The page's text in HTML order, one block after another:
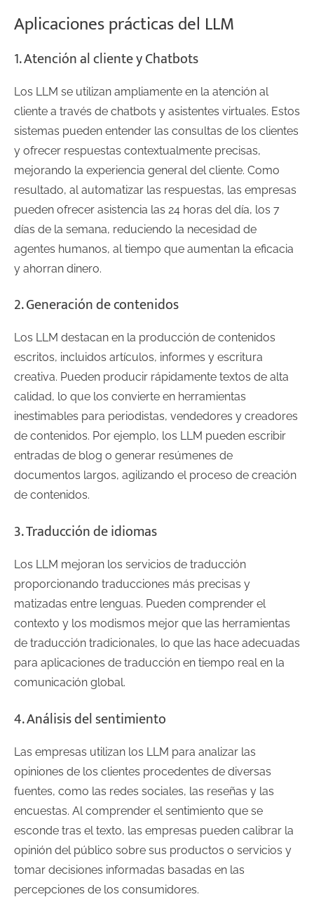
Aplicaciones prácticas del LLM
1. Atención al cliente y Chatbots
Los LLM se utilizan ampliamente en la atención al
cliente a través de chatbots y asistentes virtuales. Estos
sistemas pueden entender las consultas de los clientes
y ofrecer respuestas contextualmente precisas,
mejorando la experiencia general del cliente. Como
resultado, al automatizar las respuestas, las empresas
pueden ofrecer asistencia las 24 horas del día, los 7
días de la semana, reduciendo la necesidad de
agentes humanos, al tiempo que aumentan la eficacia
y ahorran dinero.
2. Generación de contenidos
Los LLM destacan en la producción de contenidos
escritos, incluidos artículos, informes y escritura
creativa. Pueden producir rápidamente textos de alta
calidad, lo que los convierte en herramientas
inestimables para periodistas, vendedores y creadores
de contenidos. Por ejemplo, los LLM pueden escribir
entradas de blog o generar resúmenes de
documentos largos, agilizando el proceso de creación
de contenidos.
3. Traducción de idiomas
Los LLM mejoran los servicios de traducción
proporcionando traducciones más precisas y
matizadas entre lenguas. Pueden comprender el
contexto y los modismos mejor que las herramientas
de traducción tradicionales, lo que las hace adecuadas
para aplicaciones de traducción en tiempo real en la
comunicación global.
4. Análisis del sentimiento
Las empresas utilizan los LLM para analizar las
opiniones de los clientes procedentes de diversas
fuentes, como las redes sociales, las reseñas y las
encuestas. Al comprender el sentimiento que se
esconde tras el texto, las empresas pueden calibrar la
opinión del público sobre sus productos o servicios y
tomar decisiones informadas basadas en las
percepciones de los consumidores.